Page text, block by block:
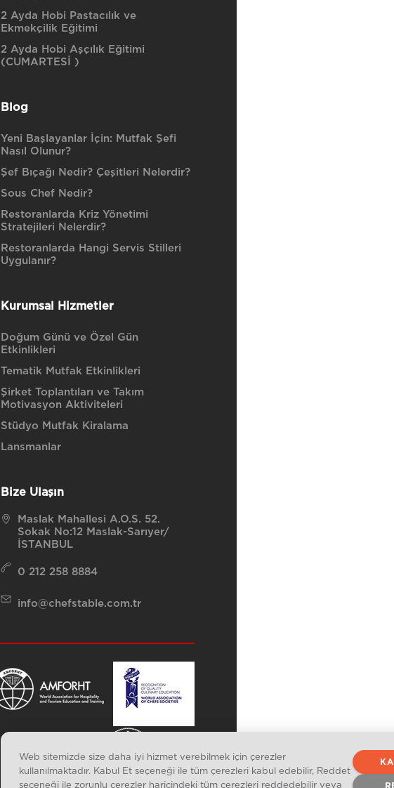
2 Ayda Hobi Pastacılık ve
Ekmekçilik Eğitimi
2 Ayda Hobi Aşçılık Eğitimi
(CUMARTESİ )
Blog
Yeni Başlayanlar İçin: Mutfak Şefi
Nasıl Olunur?
Şef Bıçağı Nedir? Çeşitleri Nelerdir?
Sous Chef Nedir?
Restoranlarda Kriz Yönetimi
Stratejileri Nelerdir?
Restoranlarda Hangi Servis Stilleri
Uygulanır?
Kurumsal Hizmetler
Doğum Günü ve Özel Gün
Etkinlikleri
Tematik Mutfak Etkinlikleri
Şirket Toplantıları ve Takım
Motivasyon Aktiviteleri
Stüdyo Mutfak Kiralama
Lansmanlar
Bize Ulaşın
Maslak Mahallesi A.O.S. 52.
Sokak No:12 Maslak-Sarıyer/
İSTANBUL
0 212 258 8884
info@chefstable.com.tr
Web sitemizde size daha iyi hizmet verebilmek için çerezler
kullanılmaktadır. Kabul Et seçeneği ile tüm çerezleri kabul edebilir, Reddet
seçeneği ile zorunlu çerezler haricindeki tüm çerezleri reddedebilir veya